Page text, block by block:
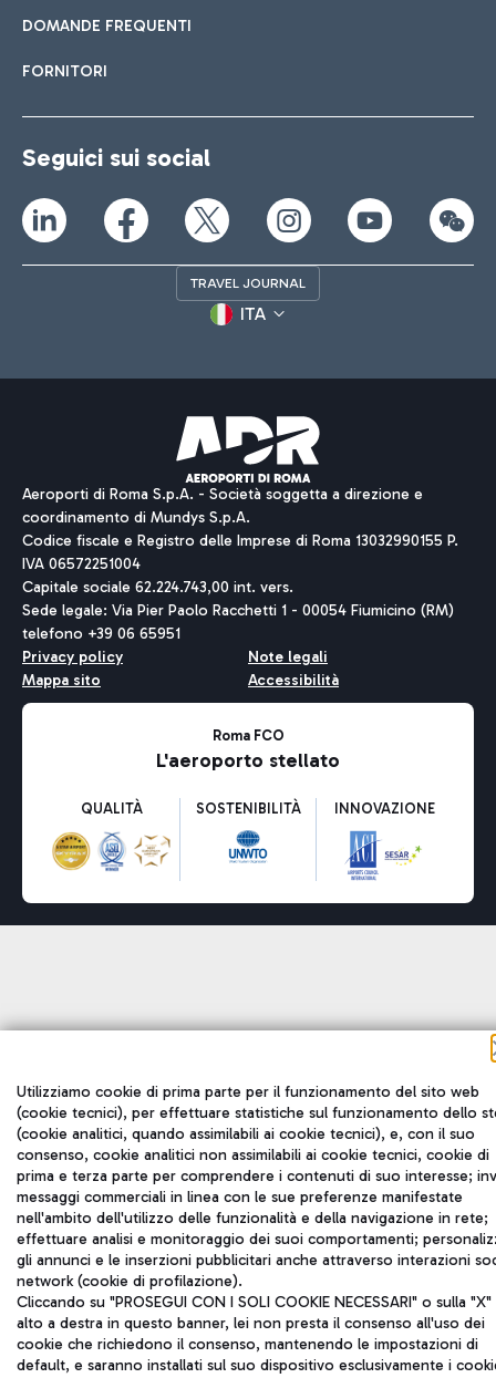
DOMANDE FREQUENTI
FORNITORI
Seguici sui social
TRAVEL JOURNAL
ITA
Aeroporti di Roma S.p.A. - Società soggetta a direzione e
coordinamento di Mundys S.p.A.
Codice fiscale e Registro delle Imprese di Roma 13032990155 P.
IVA 06572251004
Capitale sociale 62.224.743,00 int. vers.
Sede legale: Via Pier Paolo Racchetti 1 - 00054 Fiumicino (RM)
telefono +39 06 65951
Privacy policy
Note legali
Mappa sito
Accessibilità
Roma FCO
L'aeroporto stellato
QUALITÀ SOSTENIBILITÀ INNOVAZIONE
Utilizziamo cookie di prima parte per il funzionamento del sito web
(cookie tecnici), per effettuare statistiche sul funzionamento dello
(cookie analitici, quando assimilabili ai cookie tecnici), e, con il suo
consenso, cookie analitici non assimilabili ai cookie tecnici, cookie di
prima e terza parte per comprendere i contenuti di suo interesse;
messaggi commerciali in linea con le sue preferenze manifestate
nell'ambito dell'utilizzo delle funzionalità e della navigazione in rete;
effettuare analisi e monitoraggio dei suoi comportamenti;
gli annunci e le inserzioni pubblicitari anche attraverso interazioni
network (cookie di profilazione).
Cliccando su "PROSEGUI CON I SOLI COOKIE NECESSARI" o sulla "X"
alto a destra in questo banner, lei non presta il consenso all'uso dei
cookie che richiedono il consenso, mantenendo le impostazioni di
default, e saranno installati sul suo dispositivo esclusivamente i